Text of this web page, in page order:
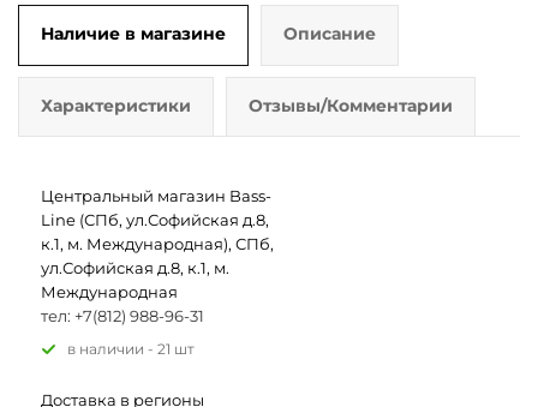
Наличие в магазине Описание
Характеристики Отзывы/Комментарии
Центральный магазин Bass-
Line (СПб, ул.Софийская д.8,
к.1, м. Международная), СПб,
ул.Софийская д.8, к.1, м.
Международная
тел: +7(812) 988-96-31
В наличии - 21 шт
Доставка в регионы